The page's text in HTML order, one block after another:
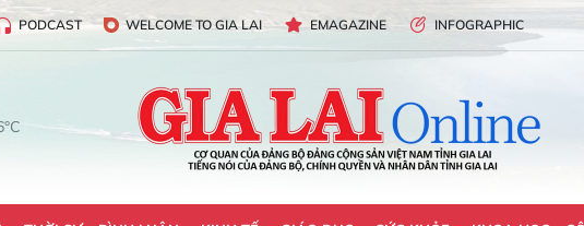
PODCAST WELCOME TO GIA LAI EMAGAZINE INFOGRAPHIC